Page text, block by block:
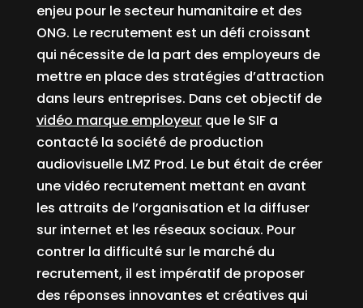
enjeu pour le secteur humanitaire et des
ONG. Le recrutement est un défi croissant
qui nécessite de la part des employeurs de
mettre en place des stratégies d’attraction
dans leurs entreprises. Dans cet objectif de
vidéo marque employeurque le SIF a
contacté la société de production
audiovisuelle LMZ Prod. Le but était de créer
une vidéo recrutement mettant en avant
les attraits de l’organisation et la diffuser
sur internet et les réseaux sociaux. Pour
contrer la difficulté sur le marché du
recrutement, il est impératif de proposer
des réponses innovantes et créatives qui